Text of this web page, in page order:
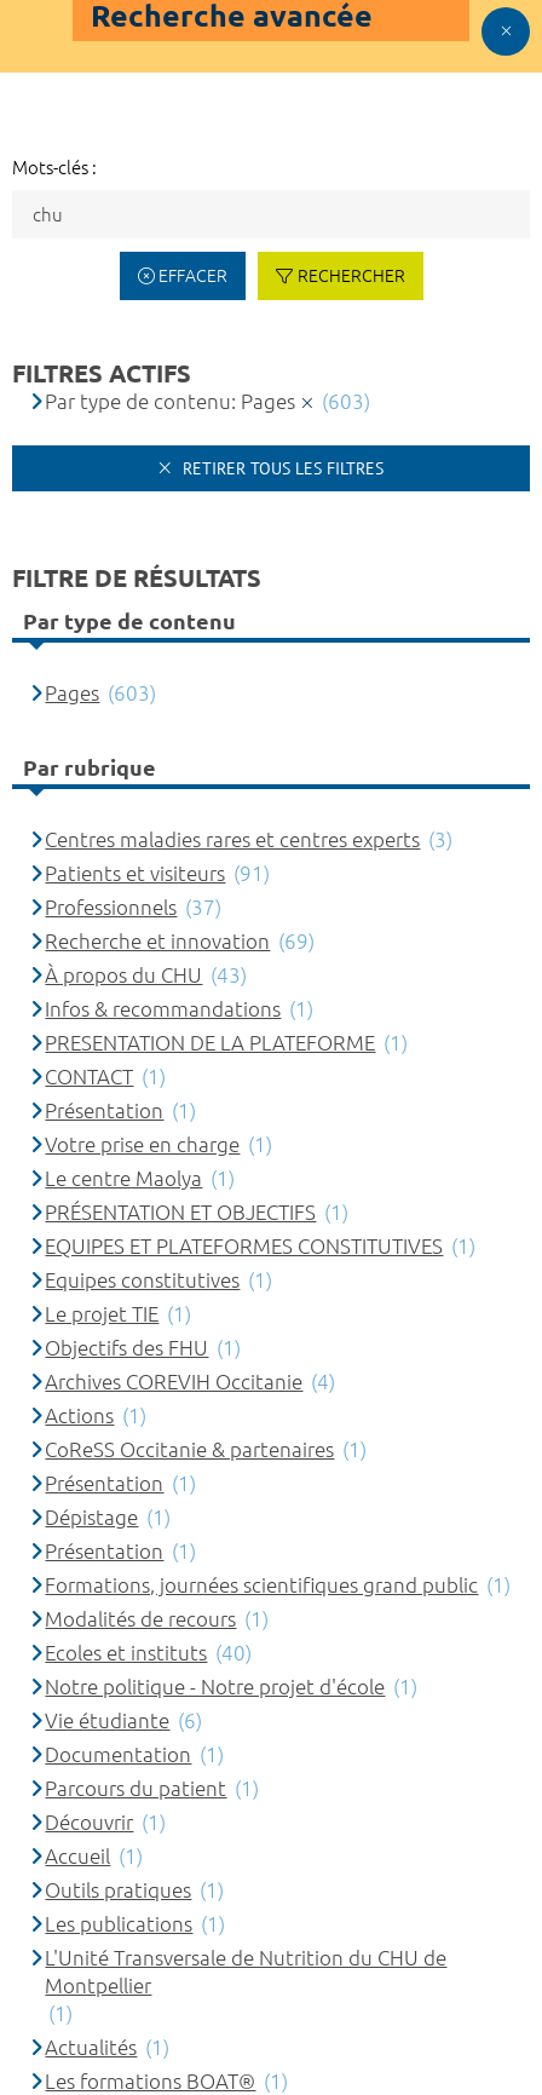
Recherche avancée
Mots-clés :
EFFACER RECHERCHER
FILTRES ACTIFS
Par type de contenu: Pages (603)
RETIRER TOUS LES FILTRES
FILTRE DE RÉSULTATS
Par type de contenu
Pages (603)
Par rubrique
Centres maladies rares et centres experts (3)
Patients et visiteurs (91)
Professionnels (37)
Recherche et innovation (69)
À propos du CHU (43)
Infos & recommandations (1)
PRESENTATION DE LA PLATEFORME (1)
CONTACT (1)
Présentation (1)
Votre prise en charge (1)
Le centre Maolya (1)
PRÉSENTATION ET OBJECTIFS (1)
EQUIPES ET PLATEFORMES CONSTITUTIVES (1)
Equipes constitutives (1)
Le projet TIE (1)
Objectifs des FHU (1)
Archives COREVIH Occitanie (4)
Actions (1)
CoReSS Occitanie & partenaires (1)
Présentation (1)
Dépistage (1)
Présentation (1)
Formations, journées scientifiques grand public (1)
Modalités de recours (1)
Ecoles et instituts (40)
Notre politique - Notre projet d'école (1)
Vie étudiante (6)
Documentation (1)
Parcours du patient (1)
Découvrir (1)
Accueil (1)
Outils pratiques (1)
Les publications (1)
L'Unité Transversale de Nutrition du CHU de
Montpellier
(1)
Actualités (1)
Les formations BOAT® (1)